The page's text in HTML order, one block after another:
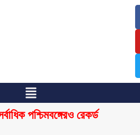
পশ্চিমবঙ্গেরও রেকর্ড